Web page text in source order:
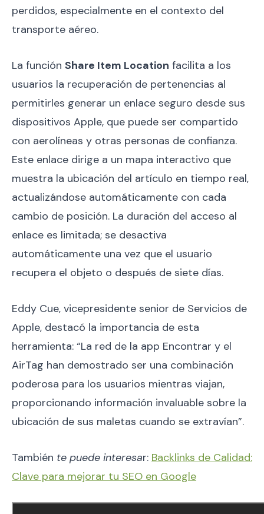
perdidos, especialmente en el contexto del
transporte aéreo.
La función Share Item Location facilita a los
usuarios la recuperación de pertenencias al
permitirles generar un enlace seguro desde sus
dispositivos Apple, que puede ser compartido
con aerolíneas y otras personas de confianza.
Este enlace dirige a un mapa interactivo que
muestra la ubicación del artículo en tiempo real,
actualizándose automáticamente con cada
cambio de posición. La duración del acceso al
enlace es limitada; se desactiva
automáticamente una vez que el usuario
recupera el objeto o después de siete días.
Eddy Cue, vicepresidente senior de Servicios de
Apple, destacó la importancia de esta
herramienta: “La red de la app Encontrar y el
AirTag han demostrado ser una combinación
poderosa para los usuarios mientras viajan,
proporcionando información invaluable sobre la
ubicación de sus maletas cuando se extravían”.
También te puede interesar: Backlinks de Calidad:
Clave para mejorar tu SEO en Google